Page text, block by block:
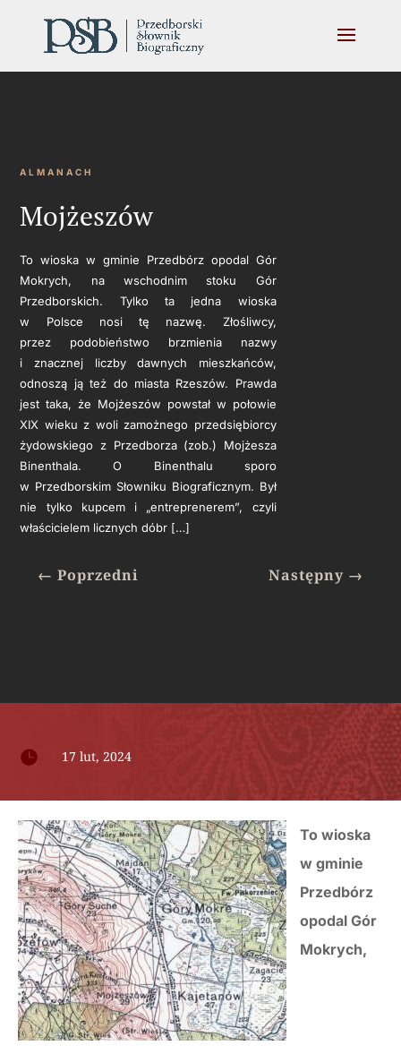
ALMANACH
Mojżeszów
To wioska w gminie Przedbórz opodal Gór
Mokrych, na wschodnim stoku Gór
Przedborskich. Tylko ta jedna wioska
w Polsce nosi tę nazwę. Złośliwcy,
przez podobieństwo brzmienia nazwy
i znacznej liczby dawnych mieszkańców,
odnoszą ją też do miasta Rzeszów. Prawda
jest taka, że Mojżeszów powstał w połowie
XIX wieku z woli zamożnego przedsiębiorcy
żydowskiego z Przedborza (zob.) Mojżesza
Binenthala. O Binenthalu sporo
w Przedborskim Słowniku Biograficznym. Był
nie tylko kupcem i „entreprenerem”, czyli
właścicielem licznych dóbr […]
←Poprzedni Następny→
 17 lut, 2024
To wioska
w gminie
Przedbórz
opodal Gór
Mokrych,